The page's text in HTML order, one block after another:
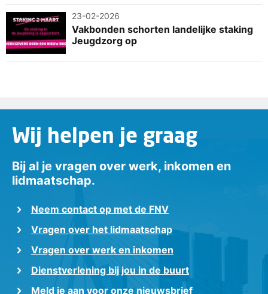
23-02-2026
Vakbonden schorten landelijke staking
Jeugdzorg op
Wij helpen je graag
Bij al je vragen over werk, inkomen en
lidmaatschap.
Neem contact op met de FNV
Vragen over het lidmaatschap
Vragen over werk en inkomen
Dienstverlening bij jou in de buurt
Meld je aan voor onze nieuwsbrief